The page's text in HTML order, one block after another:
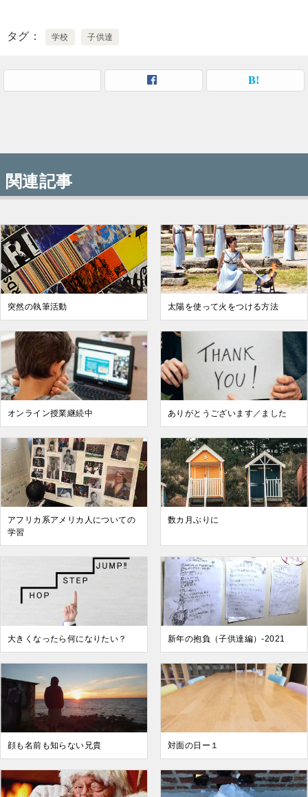
タグ 学校 子供達
関連記事
突然の執筆活動 太陽を使って火をつける方法
オンライン授業継続中 ありがとうございます／ました
アフリカ系アメリカ人についての
学習
数カ月ぶりに
大きくなったら何になりたい？ 新年の抱負（子供達編）-2021
顔も名前も知らない兄貴 対面の日ー１